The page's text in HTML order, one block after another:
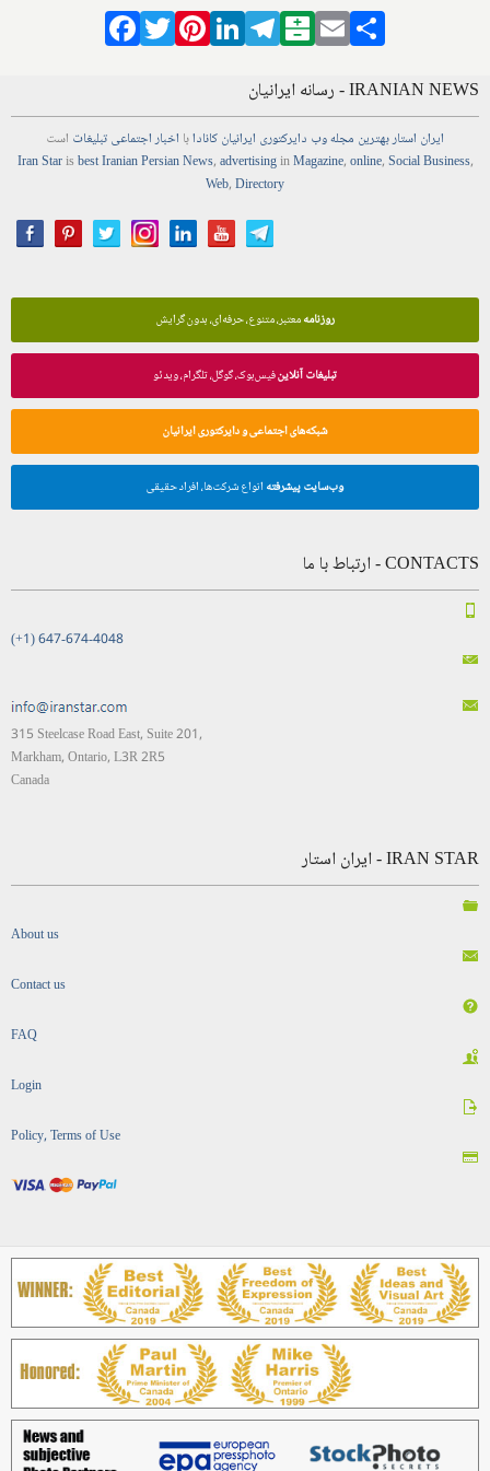
Facebook
TwitterPinterestLinkedIn
Telegram
Balatarin
Email
IRANIAN NEWS - رسانه ایرانیان
ایران استاربهترین مجلهوب دایرکتوری ایرانیان کانادابا اخباراجتماعیتبلیغات است
Iran Starisbest Iranian PersianNews,advertisinginMagazine,online,Social Business,
Web,Directory
روزنامهمعتبر، متنوع، حرفه‌ای، بدون گرایش
تبلیغات آنلاینفیس‌بوک، گوگل، تلگرام، ویدئو
شبکه‌های اجتماعی و دایرکتوری ایرانیان
وب‌سایت پیشرفته انواع شرکت‌ها، افراد حقیقی
CONTACTS - ارتباط با ما
(+1) 647-674-4048
315 Steelcase Road East, Suite 201,
Markham, Ontario, L3R 2R5
Canada
IRAN STAR - ایران استار
About us
Contact us
FAQ
Login
Policy, Terms of Use